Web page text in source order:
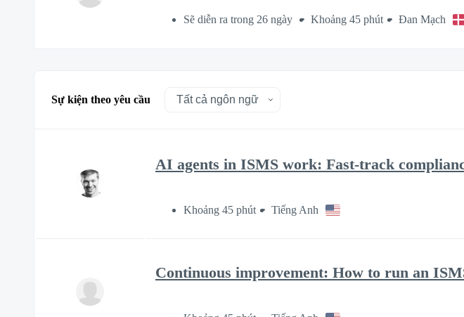
Sẽ diễn ra trong 26 ngày Khoảng 45 phút Đan Mạch
Sự kiện theo yêu cầu
AI agents in ISMS work: Fast-track
Khoảng 45 phút Tiếng Anh
Continuous improvement: How to run an